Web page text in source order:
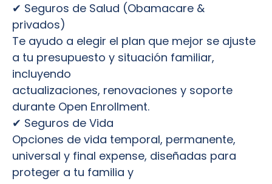
✔ Seguros de Salud (Obamacare &
privados)
Te ayudo a elegir el plan que mejor se ajuste
a tu presupuesto y situación familiar,
incluyendo
actualizaciones, renovaciones y soporte
durante Open Enrollment.
✔ Seguros de Vida
Opciones de vida temporal, permanente,
universal y final expense, diseñadas para
proteger a tu familia y